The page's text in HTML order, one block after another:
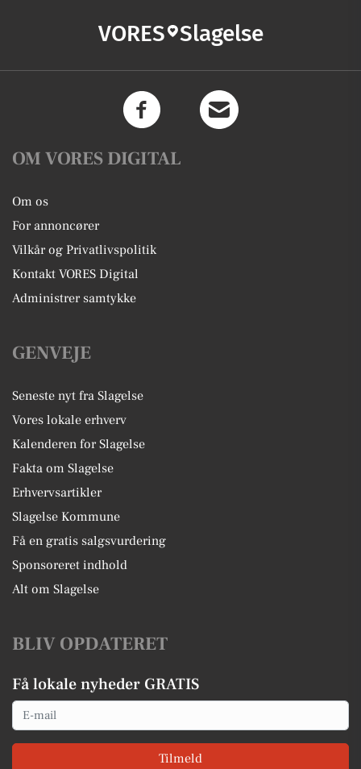
VORES Slagelse
OM VORES DIGITAL
Om os
For annoncører
Vilkår og Privatlivspolitik
Kontakt VORES Digital
Administrer samtykke
GENVEJE
Seneste nyt fra Slagelse
Vores lokale erhverv
Kalenderen for Slagelse
Fakta om Slagelse
Erhvervsartikler
Slagelse Kommune
Få en gratis salgsvurdering
Sponsoreret indhold
Alt om Slagelse
BLIV OPDATERET
Få lokale nyheder GRATIS
Email
Tilmeld